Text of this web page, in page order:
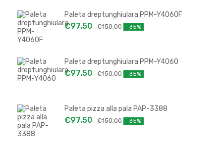
Paleta dreptunghiulara PPM-Y4060F
€150.00
€97.50 -35%
Paleta dreptunghiulara PPM-Y4060
€150.00
€97.50 -35%
Paleta pizza alla pala PAP-3388
€150.00
€97.50 -35%